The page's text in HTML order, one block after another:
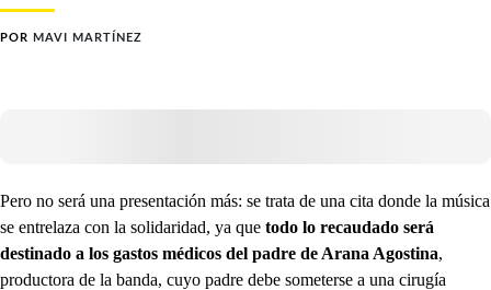
POR MAVI MARTÍNEZ
Pero no será una presentación más: se trata de una cita donde la música
se entrelaza con la solidaridad, ya que todo lo recaudado será
destinado a los gastos médicos del padre de Arana Agostina,
productora de la banda, cuyo padre debe someterse a una cirugía